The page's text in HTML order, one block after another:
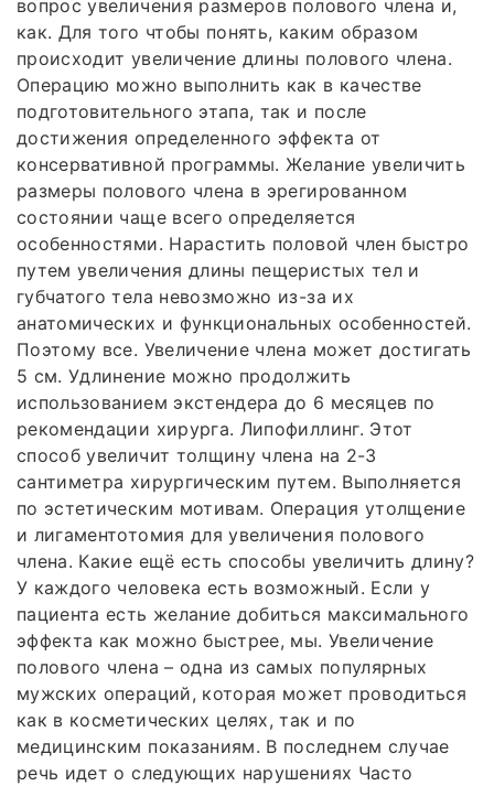
вопрос увеличения размеров полового члена и,
как. Для того чтобы понять, каким образом
происходит увеличение длины полового члена.
Операцию можно выполнить как в качестве
подготовительного этапа, так и после
достижения определенного эффекта от
консервативной программы. Желание увеличить
размеры полового члена в эрегированном
состоянии чаще всего определяется
особенностями. Нарастить половой член быстро
путем увеличения длины пещеристых тел и
губчатого тела невозможно из-за их
анатомических и функциональных особенностей.
Поэтому все. Увеличение члена может достигать
5 см. Удлинение можно продолжить
использованием экстендера до 6 месяцев по
рекомендации хирурга. Липофиллинг. Этот
способ увеличит толщину члена на 2-3
сантиметра хирургическим путем. Выполняется
по эстетическим мотивам. Операция утолщение
и лигаментотомия для увеличения полового
члена. Какие ещё есть способы увеличить длину?
У каждого человека есть возможный. Если у
пациента есть желание добиться максимального
эффекта как можно быстрее, мы. Увеличение
полового члена – одна из самых популярных
мужских операций, которая может проводиться
как в косметических целях, так и по
медицинским показаниям. В последнем случае
речь идет о следующих нарушениях Часто